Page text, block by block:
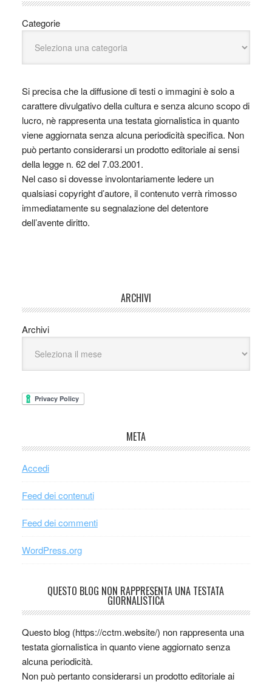
Categorie
Si precisa che la diffusione di testi o immagini è solo a
carattere divulgativo della cultura e senza alcuno scopo di
lucro, nè rappresenta una testata giornalistica in quanto
viene aggiornata senza alcuna periodicità specifica. Non
può pertanto considerarsi un prodotto editoriale ai sensi
della legge n. 62 del 7.03.2001.
Nel caso si dovesse involontariamente ledere un
qualsiasi copyright d’autore, il contenuto verrà rimosso
immediatamente su segnalazione del detentore
dell’avente diritto.
ARCHIVI
Archivi
META
Accedi
Feed dei contenuti
Feed dei commenti
WordPress.org
QUESTO BLOG NON RAPPRESENTA UNA TESTATA
GIORNALISTICA
Questo blog (https://cctm.website/) non rappresenta una
testata giornalistica in quanto viene aggiornato senza
alcuna periodicità.
Non può pertanto considerarsi un prodotto editoriale ai